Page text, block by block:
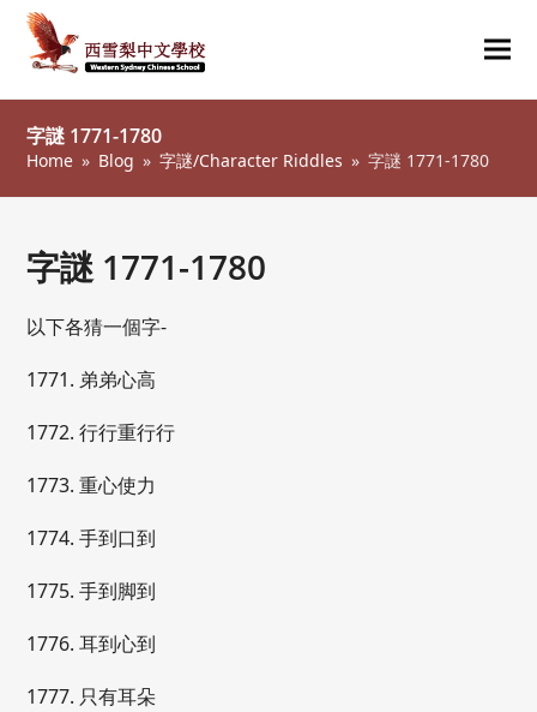
字謎 1771-1780
Home » Blog » 字謎/Character Riddles » 字謎 1771-1780
字謎 1771-1780
以下各猜一個字-
1771. 弟弟心高
1772. 行行重行行
1773. 重心使力
1774. 手到口到
1775. 手到脚到
1776. 耳到心到
1777. 只有耳朵